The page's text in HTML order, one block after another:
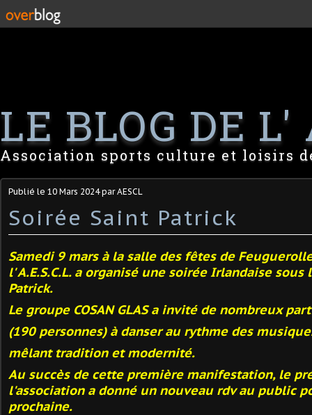
LE BLOG DE L'
Association sports culture et loisirs
Publié le 10 Mars 2024par AESCL
Soirée Saint Patrick
Samedi 9 mars à la salle des fêtes de
l' A.E.S.C.L. a organisé une soirée Irlandaise sous
Patrick.
Le groupe COSAN GLAS a invité de nombreux
(190 personnes) à danser au rythme des
mêlant tradition et modernité.
Au succès de cette première manifestation, le
l'association a donné un nouveau rdv au public
prochaine.